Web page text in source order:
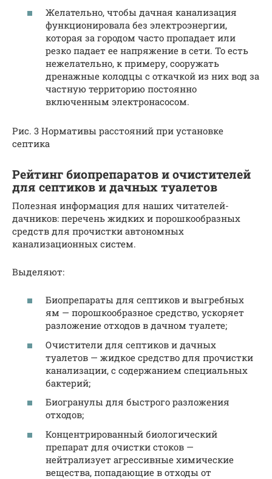
Желательно, чтобы дачная канализация
функционировала без электроэнергии,
которая за городом часто пропадает или
резко падает ее напряжение в сети. То есть
нежелательно, к примеру, сооружать
дренажные колодцы с откачкой из них вод за
частную территорию постоянно
включенным электронасосом.
Рис. 3 Нормативы расстояний при установке
септика
Рейтинг биопрепаратов и очистителей
для септиков и дачных туалетов
Полезная информация для наших читателей-
дачников: перечень жидких и порошкообразных
средств для прочистки автономных
канализационных систем.
Выделяют:
Биопрепараты для септиков и выгребных
ям — порошкообразное средство, ускоряет
разложение отходов в дачном туалете;
Очистители для септиков и дачных
туалетов — жидкое средство для прочистки
канализации, с содержанием специальных
бактерий;
Биогранулы для быстрого разложения
отходов;
Концентрированный биологический
препарат для очистки стоков —
нейтрализует агрессивные химические
вещества, попадающие в отходы от